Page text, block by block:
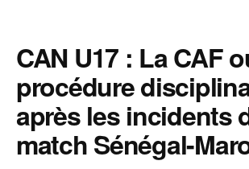
CAN U17 : La CAF
procédure
après les incidents
match Sénégal-